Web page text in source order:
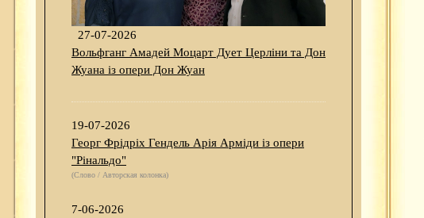
27-07-2026
Вольфганг Амадей Моцарт Дует Церліни та Дон
Жуана із опери Дон Жуан
19-07-2026
Георг Фрідріх Гендель Арія Арміди із опери
"Рінальдо"
(Слово / Авторская колонка)
7-06-2026